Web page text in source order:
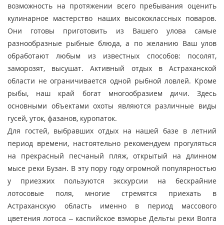
возможность на протяжении всего пребывания оценить
кулинарное мастерство наших высококлассных поваров.
Они готовы приготовить из Вашего улова самые
разнообразные рыбные блюда, а по желанию Ваш улов
обработают любым из известных способов: посолят,
заморозят, высушат. Активный отдых в Астраханской
области не ограничивается одной рыбной ловлей. Кроме
рыбы, наш край богат многообразием дичи. Здесь
основными объектами охоты являются различные виды
гусей, уток, фазанов, куропаток.
Для гостей, выбравших отдых на нашей базе в летний
период времени, настоятельно рекомендуем прогуляться
на прекрасный песчаный пляж, открытый на длинном
мысе реки Бузан. В эту пору году огромной популярностью
у приезжих пользуются экскурсии на бескрайние
лотосовые поля, многие стремятся приехать в
Астраханскую область именно в период массового
цветения лотоса – каспийское взморье Дельты реки Волга